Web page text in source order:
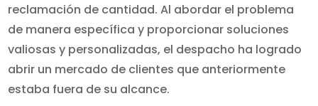
reclamación de cantidad. Al abordar el problema
de manera específica y proporcionar soluciones
valiosas y personalizadas, el despacho ha logrado
abrir un mercado de clientes que anteriormente
estaba fuera de su alcance.